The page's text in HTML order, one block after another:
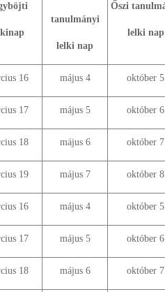
tanulmányi
lelki nap
Őszi
lelki nap
16 május 4 október 5
17 május 5 október 6
18 május 6 október 7
19 május 7 október 8
16 május 4 október 5
17 május 5 október 6
18 május 6 október 7